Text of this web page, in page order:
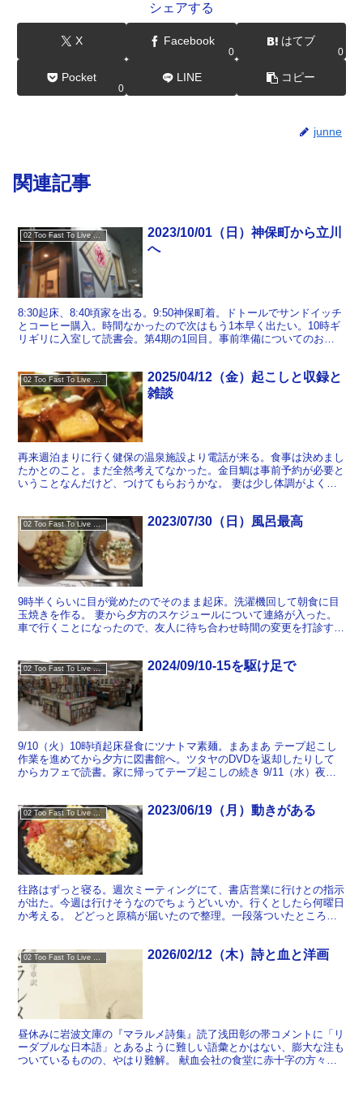
シェアする
X Facebook
0
はてブ
0
Pocket
0
LINE コピー
junne
関連記事
02 Too Fast To Live Too Young To Die
2023/10/01（日）神保町から立川
へ
8:30起床、8:40頃家を出る。9:50神保町着。ドトールでサンドイッチ
とコーヒー購入。時間なかったので次はもう1本早く出たい。10時ギ
リギリに入室して読書会。第4期の1回目。事前準備についてのおさ
02 Too Fast To Live Too Young To Die
2025/04/12（金）起こしと収録と
雑談
再来週泊まりに行く健保の温泉施設より電話が来る。食事は決めまし
たかとのこと。まだ全然考えてなかった。金目鯛は事前予約が必要と
いうことなんだけど、つけてもらおうかな。 妻は少し体調がよくな
02 Too Fast To Live Too Young To Die 2023/07/30（日）風呂最高
9時半くらいに目が覚めたのでそのまま起床。洗濯機回して朝食に目
玉焼きを作る。 妻から夕方のスケジュールについて連絡が入った。
車で行くことになったので、友人に待ち合わせ時間の変更を打診す
02 Too Fast To Live Too Young To Die 2024/09/10-15を駆け足で
9/10（火）10時頃起床昼食にツナトマ素麺。まあまあ テープ起こし
作業を進めてから夕方に図書館へ。ツタヤのDVDを返却したりして
からカフェで読書。家に帰ってテープ起こしの続き 9/11（水）夜中
02 Too Fast To Live Too Young To Die 2023/06/19（月）動きがある
往路はずっと寝る。週次ミーティングにて、書店営業に行けとの指示
が出た。今週は行けそうなのでちょうどいいか。行くとしたら何曜日
か考える。 どどっと原稿が届いたので整理。一段落ついたところで
2026/02/12（木）詩と血と洋画
昼休みに岩波文庫の『マラルメ詩集』読了浅田彰の帯コメントに「リ
ーダブルな日本語」とあるように難しい語彙とかはない、膨大な注も
ついているものの、やはり難解。 献血会社の食堂に赤十字の方々が